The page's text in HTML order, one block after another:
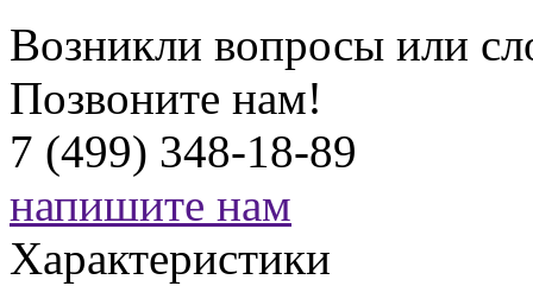
Возникли вопросы или
Позвоните нам!
7 (499) 348-18-89
напишите нам
Характеристики